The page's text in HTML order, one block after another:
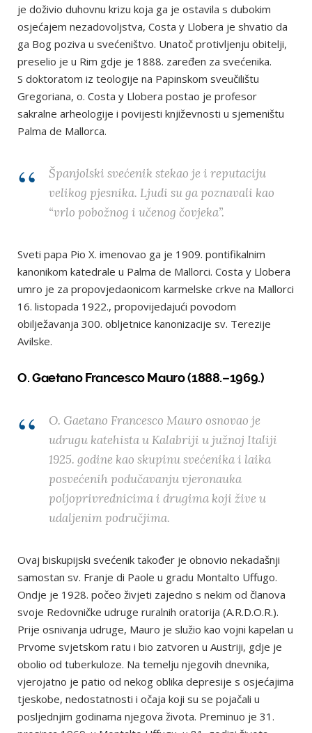
je doživio duhovnu krizu koja ga je ostavila s dubokim
osjećajem nezadovoljstva, Costa y Llobera je shvatio da
ga Bog poziva u svećeništvo. Unatoč protivljenju obitelji,
preselio je u Rim gdje je 1888. zaređen za svećenika.
S doktoratom iz teologije na Papinskom sveučilištu
Gregoriana, o. Costa y Llobera postao je profesor
sakralne arheologije i povijesti književnosti u sjemeništu
Palma de Mallorca.
Španjolski svećenik stekao je i reputaciju
velikog pjesnika. Ljudi su ga poznavali kao
“vrlo pobožnog i učenog čovjeka”.
Sveti papa Pio X. imenovao ga je 1909. pontifikalnim
kanonikom katedrale u Palma de Mallorci. Costa y Llobera
umro je za propovjedaonicom karmelske crkve na Mallorci
16. listopada 1922., propovijedajući povodom
obilježavanja 300. obljetnice kanonizacije sv. Terezije
Avilske.
O. Gaetano Francesco Mauro (1888.–1969.)
O. Gaetano Francesco Mauro osnovao je
udrugu katehista u Kalabriji u južnoj Italiji
1925. godine kao skupinu svećenika i laika
posvećenih podučavanju vjeronauka
poljoprivrednicima i drugima koji žive u
udaljenim područjima.
Ovaj biskupijski svećenik također je obnovio nekadašnji
samostan sv. Franje di Paole u gradu Montalto Uffugo.
Ondje je 1928. počeo živjeti zajedno s nekim od članova
svoje Redovničke udruge ruralnih oratorija (A.R.D.O.R.).
Prije osnivanja udruge, Mauro je služio kao vojni kapelan u
Prvome svjetskom ratu i bio zatvoren u Austriji, gdje je
obolio od tuberkuloze. Na temelju njegovih dnevnika,
vjerojatno je patio od nekog oblika depresije s osjećajima
tjeskobe, nedostatnosti i očaja koji su se pojačali u
posljednjim godinama njegova života. Preminuo je 31.